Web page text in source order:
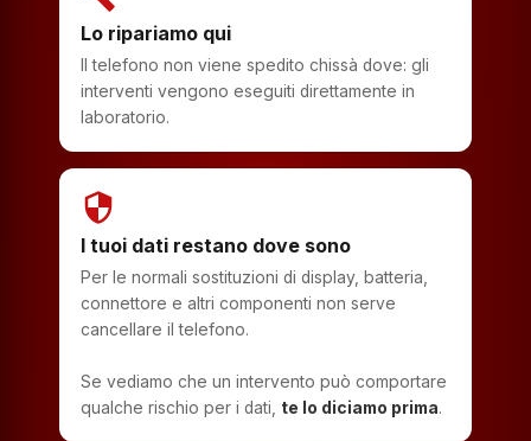
Lo ripariamo qui
Il telefono non viene spedito chissà dove: gli
interventi vengono eseguiti direttamente in
laboratorio.
security
I tuoi dati restano dove sono
Per le normali sostituzioni di display, batteria,
connettore e altri componenti non serve
cancellare il telefono.
Se vediamo che un intervento può comportare
qualche rischio per i dati, te lo diciamo prima.